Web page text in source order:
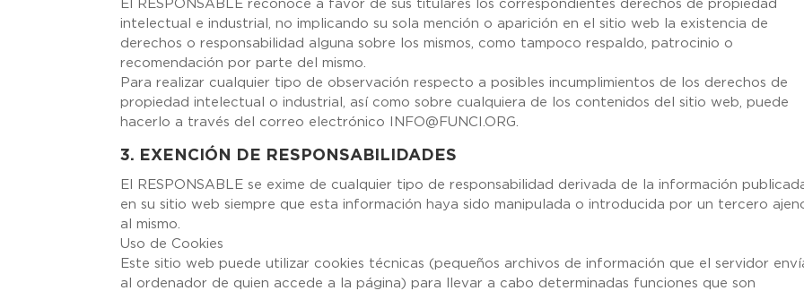
El RESPONSABLE reconoce a favor de sus titulares los correspondientes derechos de propiedad
intelectual e industrial, no implicando su sola mención o aparición en el sitio web la existencia de
derechos o responsabilidad alguna sobre los mismos, como tampoco respaldo, patrocinio o
recomendación por parte del mismo.
Para realizar cualquier tipo de observación respecto a posibles incumplimientos de los derechos de
propiedad intelectual o industrial, así como sobre cualquiera de los contenidos del sitio web, puede
hacerlo a través del correo electrónico INFO@FUNCI.ORG.
3. EXENCIÓN DE RESPONSABILIDADES
El RESPONSABLE se exime de cualquier tipo de responsabilidad derivada de la información
en su sitio web siempre que esta información haya sido manipulada o introducida por un tercero
al mismo.
Uso de Cookies
Este sitio web puede utilizar cookies técnicas (pequeños archivos de información que el servidor
al ordenador de quien accede a la página) para llevar a cabo determinadas funciones que son